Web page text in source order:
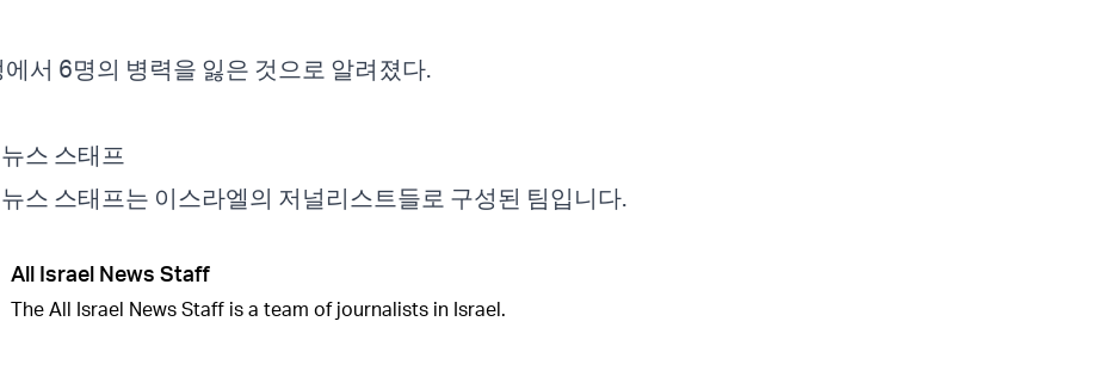
에서 6명의 병력을 잃은 것으로 알려졌다.
스 스태프
스 스태프는 이스라엘의 저널리스트들로 구성된 팀입니다.
All Israel News Staff
The All Israel News Staff is a team of journalists in Israel.